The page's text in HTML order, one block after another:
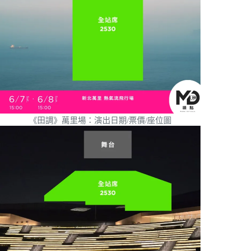
《田調》萬里場：演出日期/票價/座位圖